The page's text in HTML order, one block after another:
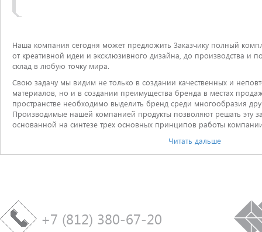
Наша компания сегодня может предложить Заказчику полный
от креативной идеи и эксклюзивного дизайна, до производства и
склад в любую точку мира.
Свою задачу мы видим не только в создании качественных и
материалов, но и в создании преимущества бренда в местах
пространстве необходимо выделить бренд среди многообразия
Производимые нашей компанией продукты позволяют решать эту
основанной на синтезе трех основных принципов работы
Читать дальше
+7 (812) 380-67-20